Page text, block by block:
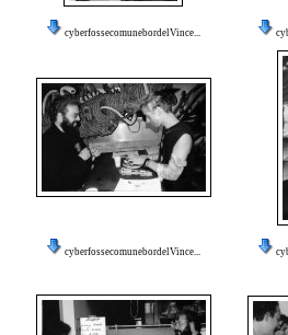
cyberfossecomunebordelVince...
cyberfossecomunebordelVince...